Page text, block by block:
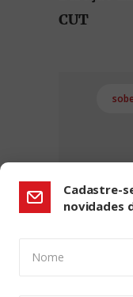
CUT
Cadastre-
novidades
Nome